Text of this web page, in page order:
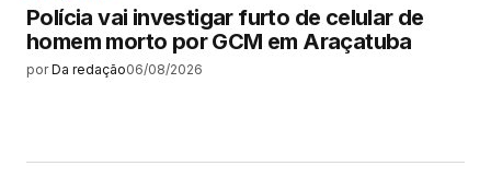
Polícia vai investigar furto de celular de
homem morto por GCM em Araçatuba
por Da redação06/08/2026